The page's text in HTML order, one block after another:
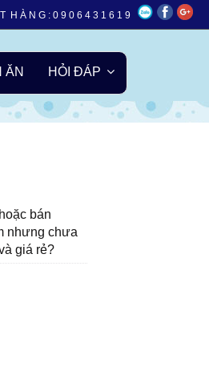
H À N G : 0 9 0 6 4 3 1 6 1 9
ĂN HỎI ĐÁP
Chả cá Thác Lác
bán
nhưng chưa
giá rẻ?